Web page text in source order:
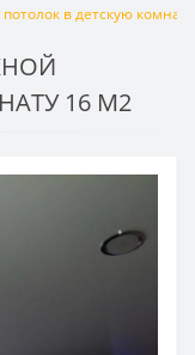
в детскую
16 М2